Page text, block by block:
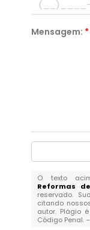
Mensagem: *
O texto
Reformas
reservado.
citando
autor. Plágio
Código Penal. –